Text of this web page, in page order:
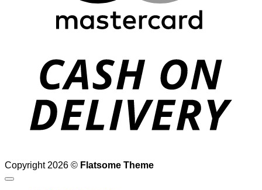
Copyright 2026 © Flatsome Theme